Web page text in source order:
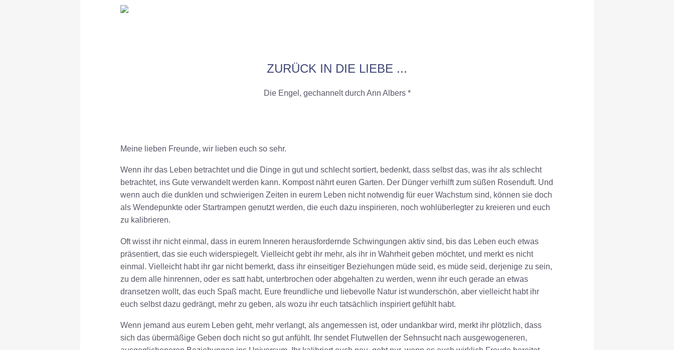
ZURÜCK IN DIE LIEBE ...
Die Engel, gechannelt durch Ann Albers *
Meine lieben Freunde, wir lieben euch so sehr.
Wenn ihr das Leben betrachtet und die Dinge in gut und schlecht sortiert, bedenkt, dass selbst das, was ihr als schlecht
betrachtet, ins Gute verwandelt werden kann. Kompost nährt euren Garten. Der Dünger verhilft zum süßen Rosenduft. Und
wenn auch die dunklen und schwierigen Zeiten in eurem Leben nicht notwendig für euer Wachstum sind, können sie doch
als Wendepunkte oder Startrampen genutzt werden, die euch dazu inspirieren, noch wohlüberlegter zu kreieren und euch
zu kalibrieren.
Oft wisst ihr nicht einmal, dass in eurem Inneren herausfordernde Schwingungen aktiv sind, bis das Leben euch etwas
präsentiert, das sie euch widerspiegelt. Vielleicht gebt ihr mehr, als ihr in Wahrheit geben möchtet, und merkt es nicht
einmal. Vielleicht habt ihr gar nicht bemerkt, dass ihr einseitiger Beziehungen müde seid, es müde seid, derjenige zu sein,
zu dem alle hinrennen, oder es satt habt, unterbrochen oder abgehalten zu werden, wenn ihr euch gerade an etwas
dransetzen wollt, das euch Spaß macht. Eure freundliche und liebevolle Natur ist wunderschön, aber vielleicht habt ihr
euch selbst dazu gedrängt, mehr zu geben, als wozu ihr euch tatsächlich inspiriert gefühlt habt.
Wenn jemand aus eurem Leben geht, mehr verlangt, als angemessen ist, oder undankbar wird, merkt ihr plötzlich, dass
sich das übermäßige Geben doch nicht so gut anfühlt. Ihr sendet Flutwellen der Sehnsucht nach ausgewogeneren,